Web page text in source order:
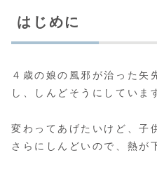
はじめに
４歳の娘の風邪が治った矢
し、しんどそうにしていま
変わってあげたいけど、子
さらにしんどいので、熱が